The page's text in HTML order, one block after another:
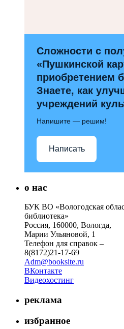
Сложности с
«Пушкинской
приобретением
Знаете, как
учреждений
Напишите — решим!
Написать
о нас
БУК ВО «Вологодская
библиотека»
Россия, 160000, Вологда,
Марии Ульяновой, 1
Телефон для справок –
8(8172)21-17-69
Adm@booksite.ru
ВКонтакте
Видеохостинг
реклама
избранное